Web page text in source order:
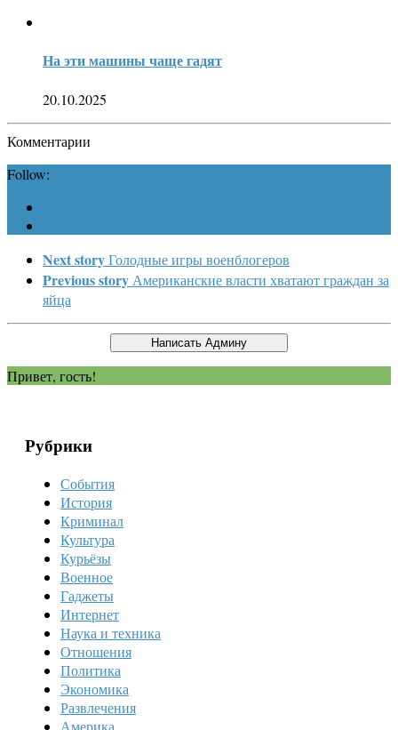
На эти машины чаще гадят
20.10.2025
Комментарии
Follow:
Next storyГолодные игры военблогеров
Previous story Американские власти хватают граждан за
яйца
Привет, гость!
Рубрики
События
История
Криминал
Культура
Курьёзы
Военное
Гаджеты
Интернет
Наука и техника
Отношения
Политика
Экономика
Развлечения
Америка